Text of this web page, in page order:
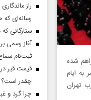
و فرصتی فراهم شده
به ایام
تهران
راز
رسانه‌ای
ستارگانی که در جام
ثبت‌نام سماح به ۱.۷ میلیون
چقدر است؟
چرا گرد و